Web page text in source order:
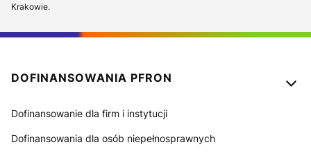
Krakowie.
Linki w stopce
DOFINANSOWANIA PFRON
Dofinansowanie dla firm i instytucji
Dofinansowania dla osób niepełnosprawnych